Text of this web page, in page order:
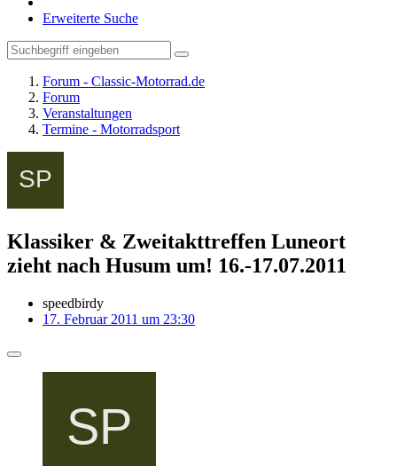
Erweiterte Suche
Forum - Classic-Motorrad.de
Forum
Veranstaltungen
Termine - Motorradsport
Klassiker & Zweitakttreffen Luneort
zieht nach Husum um! 16.-17.07.2011
speedbirdy
17. Februar 2011 um 23:30